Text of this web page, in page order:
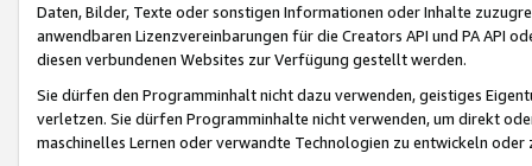
Daten, Bilder, Texte oder sonstigen Informationen oder Inhalte
anwendbaren Lizenzvereinbarungen für die Creators API und PA API
diesen verbundenen Websites zur Verfügung gestellt werden.
Sie dürfen den Programminhalt nicht dazu verwenden, geistiges
verletzen. Sie dürfen Programminhalte nicht verwenden, um direkt
maschinelles Lernen oder verwandte Technologien zu entwickeln